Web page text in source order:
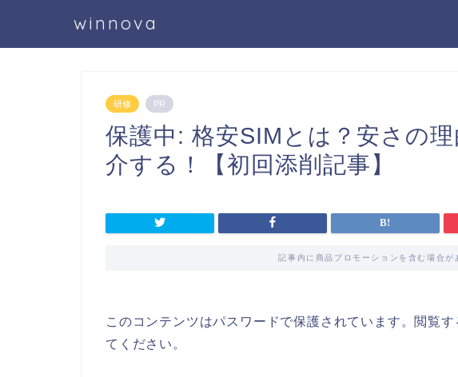
winnova
研修 PR
保護中: 格安SIMとは？安さの
介する！【初回添削記事】
記事内に商品プロモーションを含む場合が
このコンテンツはパスワードで保護されています。閲覧
てください。